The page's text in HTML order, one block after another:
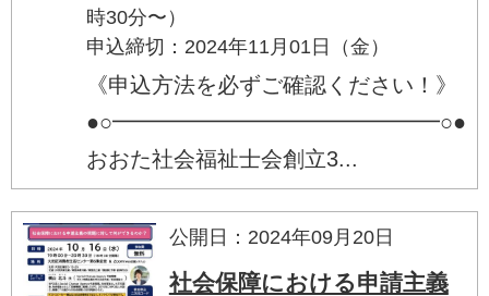
時30分〜）
申込締切：2024年11月01日（金）
《申込方法を必ずご確認ください！》
●○━━━━━━━━━━━━━━━○●
おおた社会福祉士会創立3...
公開日：2024年09月20日
社会保障における申請主義